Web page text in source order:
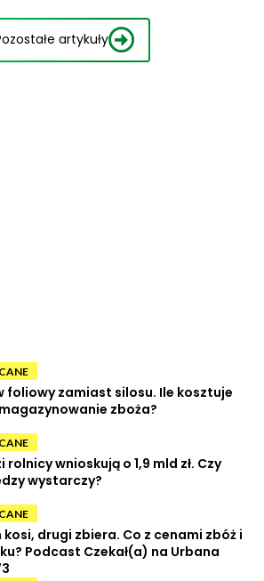
artykuły
foliowy zamiast silosu. Ile kosztuje
zboża?
rolnicy wnioskują o 1,9 mld zł. Czy
wystarczy?
kosi, drugi zbiera. Co z cenami zbóż i
Podcast Czekał(a) na Urbana